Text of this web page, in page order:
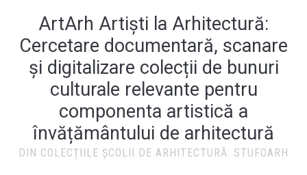
ArtArh Artiști la Arhitectură:
Cercetare documentară, scanare
și digitalizare colecții de bunuri
culturale relevante pentru
componenta artistică a
învățământului de arhitectură
DIN COLECȚIILE ȘCOLII DE ARHITECTURĂ: STUFOARH